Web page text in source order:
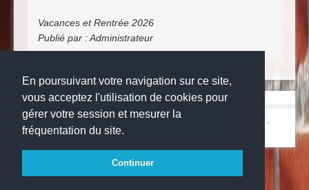
En poursuivant votre navigation sur ce site,
vous acceptez l'utilisation de cookies pour
gérer votre session et mesurer la
fréquentation du site.
Continuer
Vacances et Rentrée 2026
Publié par :Administrateur
-
Websco